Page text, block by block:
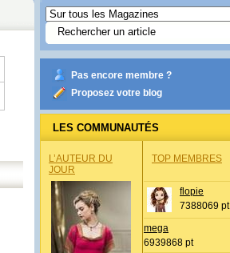
Pas encore membre ?
Proposez votre blog
LES COMMUNAUTÉS
L’AUTEUR DU
JOUR
TOP MEMBRES
flopie
7388069 pt
mega
6939868 pt